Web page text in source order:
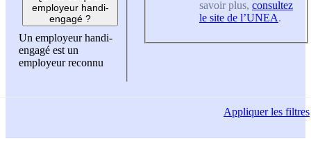
employeur handi-
engagé ?
Un employeur handi-
engagé est un
employeur reconnu
savoir plus, consultez
le site de l’UNEA.
Appliquerles filtres